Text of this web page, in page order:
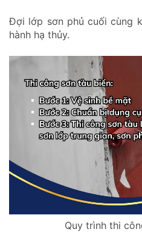
Đợi lớp sơn phủ cuối cùng
hành hạ thủy.
Quy trình thi